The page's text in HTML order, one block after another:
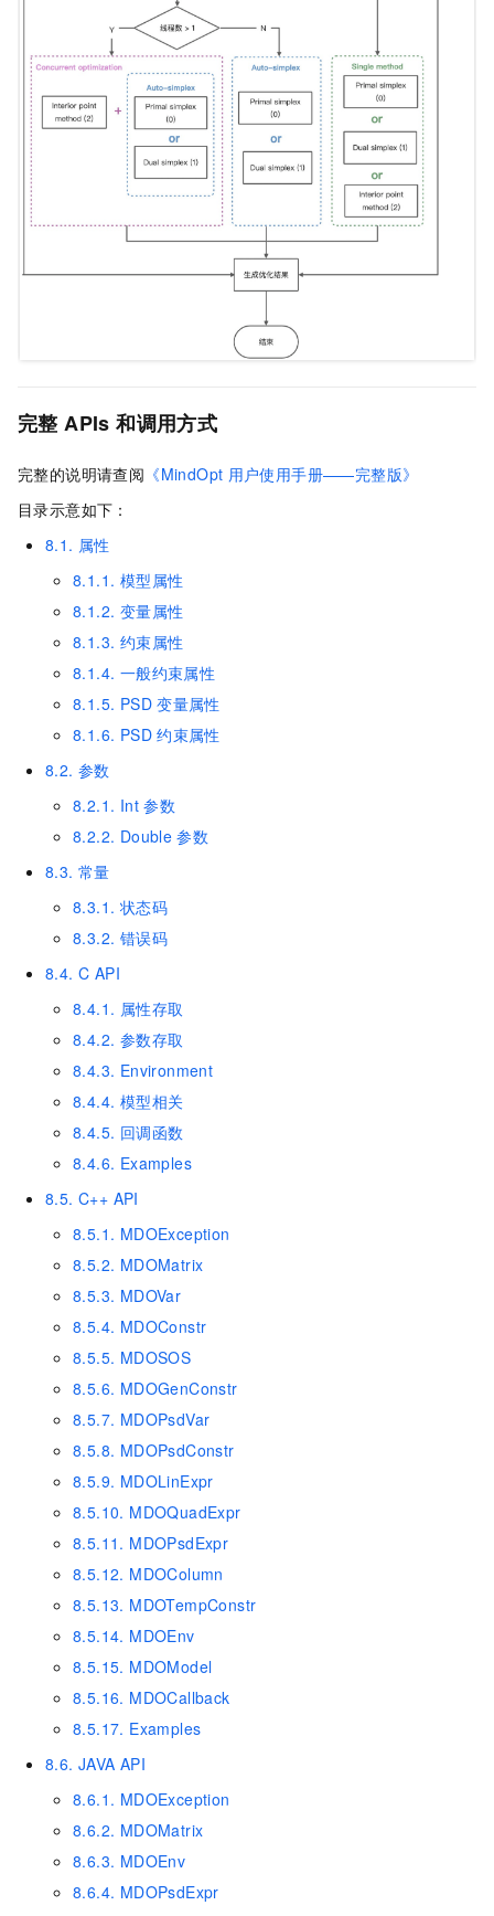
完整 APIs 和调用方式
完整的说明请查阅 《MindOpt 用户使用手册——完整版》
目录示意如下：
8.1. 属性
8.1.1. 模型属性
8.1.2. 变量属性
8.1.3. 约束属性
8.1.4. 一般约束属性
8.1.5. PSD 变量属性
8.1.6. PSD 约束属性
8.2. 参数
8.2.1. Int 参数
8.2.2. Double 参数
8.3. 常量
8.3.1. 状态码
8.3.2. 错误码
8.4. C API
8.4.1. 属性存取
8.4.2. 参数存取
8.4.3. Environment
8.4.4. 模型相关
8.4.5. 回调函数
8.4.6. Examples
8.5. C++ API
8.5.1. MDOException
8.5.2. MDOMatrix
8.5.3. MDOVar
8.5.4. MDOConstr
8.5.5. MDOSOS
8.5.6. MDOGenConstr
8.5.7. MDOPsdVar
8.5.8. MDOPsdConstr
8.5.9. MDOLinExpr
8.5.10. MDOQuadExpr
8.5.11. MDOPsdExpr
8.5.12. MDOColumn
8.5.13. MDOTempConstr
8.5.14. MDOEnv
8.5.15. MDOModel
8.5.16. MDOCallback
8.5.17. Examples
8.6. JAVA API
8.6.1. MDOException
8.6.2. MDOMatrix
8.6.3. MDOEnv
8.6.4. MDOPsdExpr